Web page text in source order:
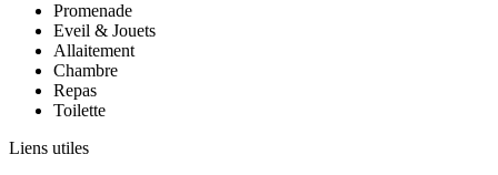
Promenade
Eveil & Jouets
Allaitement
Chambre
Repas
Toilette
Liens utiles